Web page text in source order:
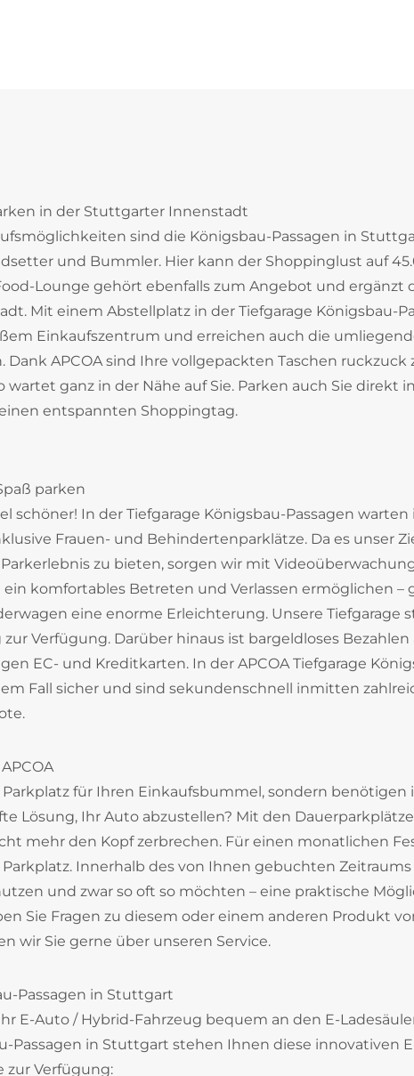
in der Stuttgarter Innenstadt
sind die Königsbau-Passagen in
und Bummler. Hier kann der Shoppinglust auf
Lounge gehört ebenfalls zum Angebot und ergänzt
Mit einem Abstellplatz in der Tiefgarage Königsbau-
Einkaufszentrum und erreichen auch die
APCOA sind Ihre vollgepackten Taschen ruckzuck
ganz in der Nähe auf Sie. Parken auch Sie direkt
entspannten Shoppingtag.
parken
schöner! In der Tiefgarage Königsbau-Passagen
Frauen- und Behindertenparklätze. Da es unser
zu bieten, sorgen wir mit
komfortables Betreten und Verlassen ermöglichen –
eine enorme Erleichterung. Unsere Tiefgarage
Verfügung. Darüber hinaus ist bargeldloses Bezahlen
EC- und Kreditkarten. In der APCOA Tiefgarage
Fall sicher und sind sekundenschnell inmitten
für Ihren Einkaufsbummel, sondern benötigen
Lösung, Ihr Auto abzustellen? Mit den
mehr den Kopf zerbrechen. Für einen monatlichen
Innerhalb des von Ihnen gebuchten
und zwar so oft so möchten – eine praktische
Sie Fragen zu diesem oder einem anderen Produkt
wir Sie gerne über unseren Service.
Passagen in Stuttgart
E-Auto / Hybrid-Fahrzeug bequem an den E-
Passagen in Stuttgart stehen Ihnen diese innovativen
zur Verfügung: